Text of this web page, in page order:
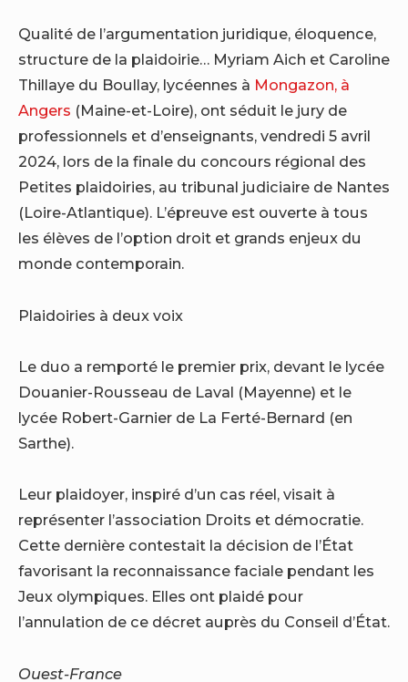
Qualité de l’argumentation juridique, éloquence,
structure de la plaidoirie… Myriam Aich et Caroline
Thillaye du Boullay, lycéennes à Mongazon, à
Angers (Maine-et-Loire), ont séduit le jury de
professionnels et d’enseignants, vendredi 5 avril
2024, lors de la finale du concours régional des
Petites plaidoiries, au tribunal judiciaire de Nantes
(Loire-Atlantique). L’épreuve est ouverte à tous
les élèves de l’option droit et grands enjeux du
monde contemporain.
Plaidoiries à deux voix
Le duo a remporté le premier prix, devant le lycée
Douanier-Rousseau de Laval (Mayenne) et le
lycée Robert-Garnier de La Ferté-Bernard (en
Sarthe).
Leur plaidoyer, inspiré d’un cas réel, visait à
représenter l’association Droits et démocratie.
Cette dernière contestait la décision de l’État
favorisant la reconnaissance faciale pendant les
Jeux olympiques. Elles ont plaidé pour
l’annulation de ce décret auprès du Conseil d’État.
Ouest-France